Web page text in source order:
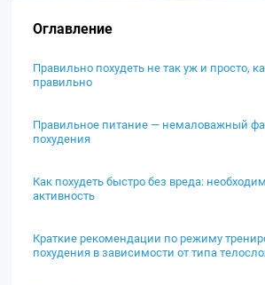
Оглавление
Правильно похудеть не так уж и просто,
правильно
Правильное питание — немаловажный
похудения
Как похудеть быстро без вреда:
активность
Краткие рекомендации по режиму
похудения в зависимости от типа